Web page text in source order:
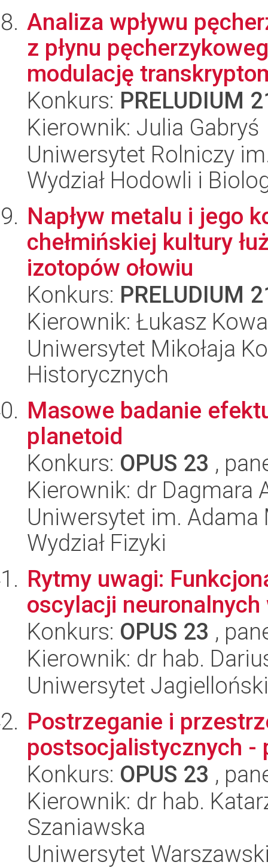
Analiza wpływu
z płynu
modulację
Konkurs: PRELUDIUM
Kierownik: Julia Gabryś
Uniwersytet Rolniczy
Wydział Hodowli i
Napływ metalu i jego
chełmińskiej kultury
izotopów ołowiu
Konkurs: PRELUDIUM
Kierownik: Łukasz
Uniwersytet Mikołaja
Historycznych
Masowe badanie
planetoid
Konkurs: OPUS 23 ,
Kierownik: dr Dagmara
Uniwersytet im.
Wydział Fizyki
Rytmy uwagi:
oscylacji
Konkurs: OPUS 23 ,
Kierownik: dr hab.
Uniwersytet
Postrzeganie i
postsocjalistycznych -
Konkurs: OPUS 23 ,
Kierownik: dr hab.
Szaniawska
Uniwersytet